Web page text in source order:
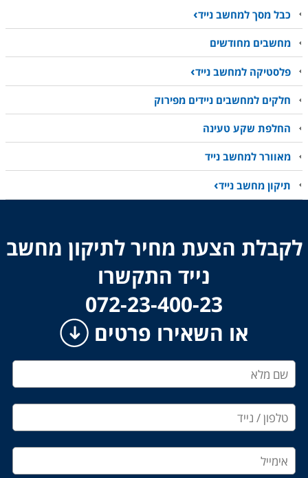
כבל מסך למחשב נייד
מחשבים מחודשים
פלסטיקה למחשב נייד
חלקים למחשבים ניידים מפירוק
החלפת שקע טעינה
מאוורר למחשב נייד
תיקון מחשב נייד
לקבלת הצעת מחיר לתיקון מחשב
נייד התקשרו
​​​​​​​072-23-400-23
או השאירו פרטים